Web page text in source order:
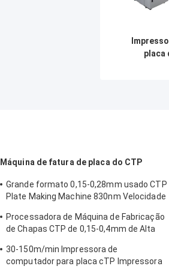
placa
Máquina de fatura de placa do CTP
Grande formato 0,15-0,28mm usado CTP
Plate Making Machine 830nm Velocidade
Processadora de Máquina de Fabricação
de Chapas CTP de 0,15-0,4mm de Alta
30-150m/min Impressora de
computador para placa cTP Impressora